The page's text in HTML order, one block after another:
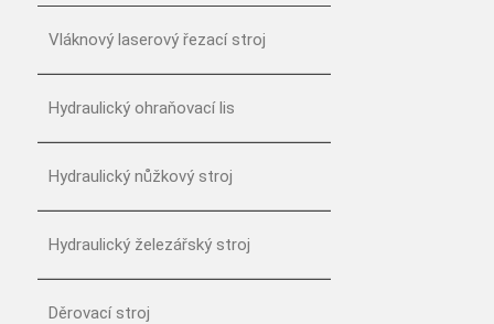
Vláknový laserový řezací stroj
Hydraulický ohraňovací lis
Hydraulický nůžkový stroj
Hydraulický železářský stroj
Děrovací stroj